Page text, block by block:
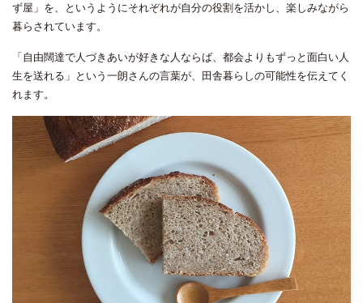
ず屋」を、というようにそれぞれが自分の役割を活かし、楽しみながら
暮らされています。
「自由闊達で人づきあいが好きな人ならば、都会よりもずっと面白い人
生を送れる」という一朗さんの言葉が、田舎暮らしの可能性を伝えてく
れます。